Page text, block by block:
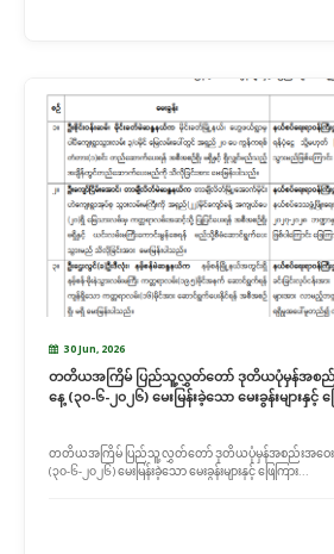
30 Jun, 2026
တတိယအကြိမ် ပြည်သူ့လွှတ်တော် ဒုတိယပုံမှန်အစည်း
နေ့ (၃၀-၆-၂၀၂၆) မေးမြန်းခဲ့သော မေးခွန်း
တတိယအကြိမ် ပြည်သူ့လွှတ်တော် ဒုတိယပုံမှန်အစည်းအဝေး (
(၃၀-၆-၂၀၂၆) မေးမြန်းခဲ့သော မေးခွန်းများနှင့် ဖြေကြား...